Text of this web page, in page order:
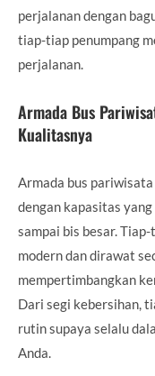
perjalanan dengan
tiap-tiap penumpang
perjalanan.
Armada Bus
Kualitasnya
Armada bus
dengan kapasitas
sampai bis besar.
modern dan dirawat
mempertimbangkan
Dari segi kebersihan,
rutin supaya selalu
Anda.